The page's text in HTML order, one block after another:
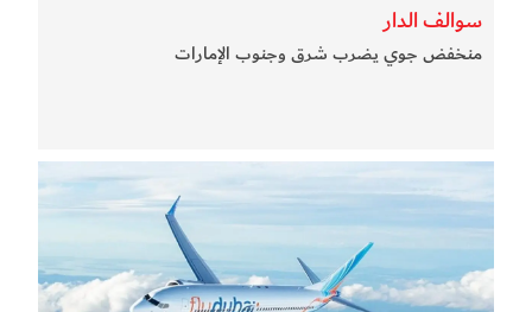
سوالف الدار
منخفض جوي يضرب شرق وجنوب الإمارات